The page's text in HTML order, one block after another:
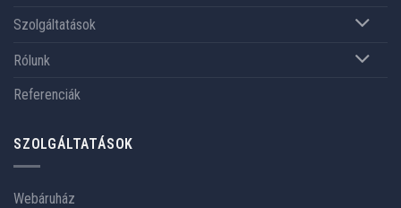
Szolgáltatások
Rólunk
Referenciák
SZOLGÁLTATÁSOK
Webáruház